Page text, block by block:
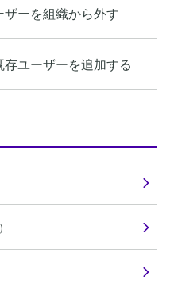
ーを組織から外す
ユーザーを追加する